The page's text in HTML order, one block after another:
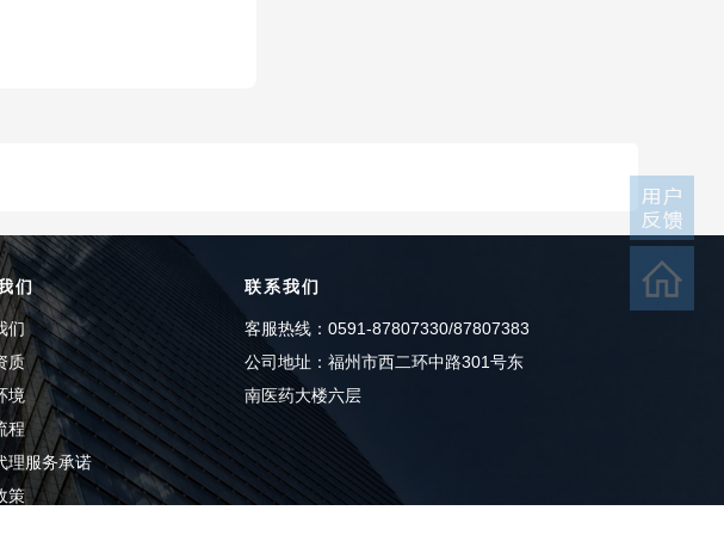
们
们
质
境
程
理服务承诺
策
联系我们
客服热线：0591-87807330/87807383
公司地址：福州市西二环中路301号东
南医药大楼六层